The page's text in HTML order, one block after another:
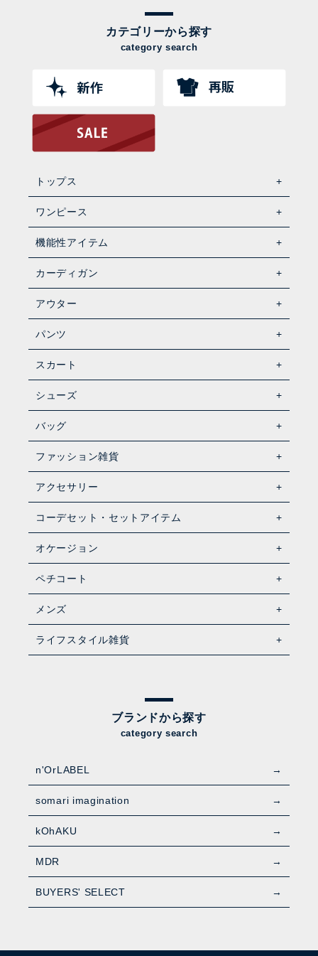
カテゴリーから探す
category search
トップス
ワンピース
機能性アイテム
カーディガン
アウター
パンツ
スカート
シューズ
バッグ
ファッション雑貨
アクセサリー
コーデセット・セットアイテム
オケージョン
ペチコート
メンズ
ライフスタイル雑貨
ブランドから探す
category search
n'OrLABEL
somari imagination
kOhAKU
MDR
BUYERS' SELECT